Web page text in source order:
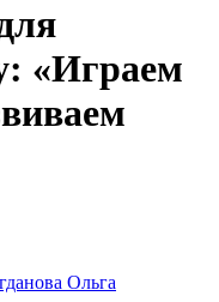
«Играем
Ольга